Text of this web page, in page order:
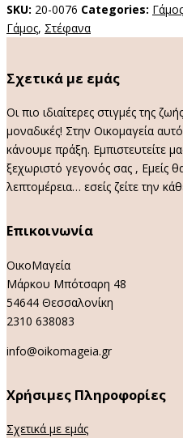
SKU: 20-0076 Categories: Γάμος
Γάμος, Στέφανα
Σχετικά με εμάς
Οι πιο ιδιαίτερες στιγμές της
μοναδικές! Στην Οικομαγεία
κάνουμε πράξη. Εμπιστευτείτε
ξεχωριστό γεγονός σας , Εμείς
λεπτομέρεια… εσείς ζείτε την
Επικοινωνία
ΟικοΜαγεία
Μάρκου Μπότσαρη 48
54644 Θεσσαλονίκη
2310 638083
info@oikomageia.gr
Χρήσιμες Πληροφορίες
Σχετικά με εμάς